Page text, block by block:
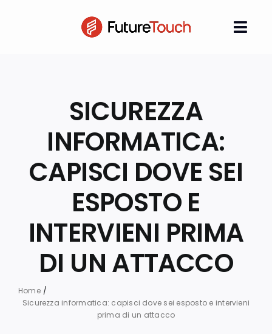
Sicurezza Informatica
Analisi Forense
Contatti
SICUREZZA
INFORMATICA:
CAPISCI DOVE SEI
ESPOSTO E
INTERVIENI PRIMA
DI UN ATTACCO
Home
Sicurezza informatica: capisci dove sei esposto e intervieni
prima di un attacco